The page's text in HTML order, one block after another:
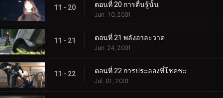
11 - 20 ตอนที่ 20 การตื่นรู้นั้น
Jun. 10, 2001
11 - 21 ตอนที่ 21 พลังอาละวาด
Jun. 24, 2001
11 - 22
Jul. 01, 2001